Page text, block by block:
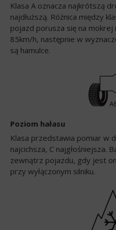
Klasa A oznacza najkrótszą
najdłuższą. Różnica między
pojazd porusza się na mokrej
85km/h, następnie w
są hamulce.
Poziom hałasu
Klasa przedstawia pomiar w
najcichsza, C najgłośniejsza.
zewnątrz pojazdu, gdy jest
przy wyłączonym silniku.